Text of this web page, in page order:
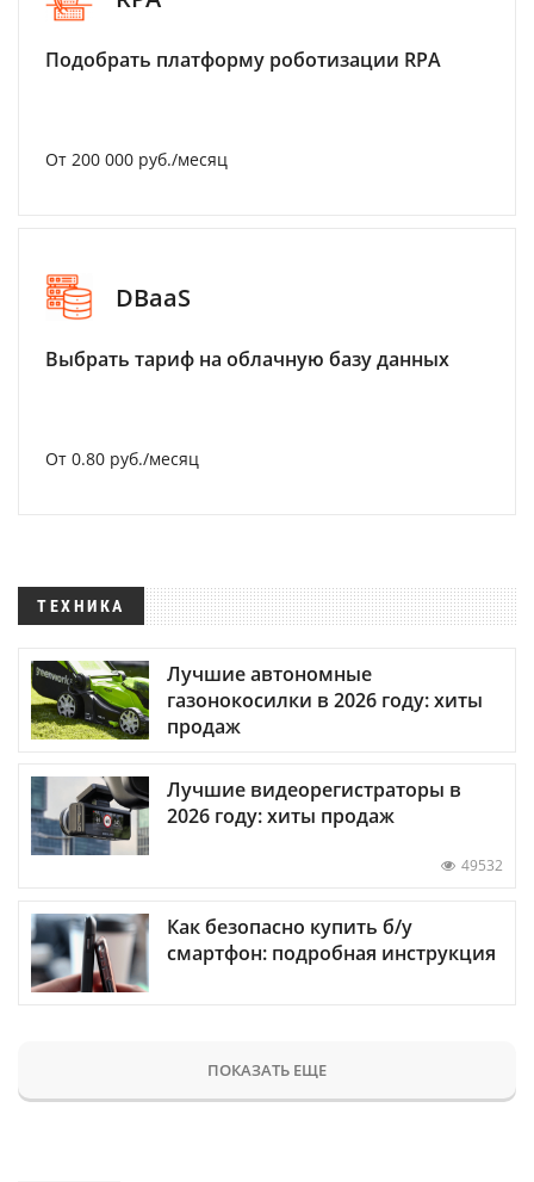
Подобрать платформу роботизации RPA
От 200 000 руб./месяц
DBaaS
Выбрать тариф на облачную базу данных
От 0.80 руб./месяц
ТЕХНИКА
Лучшие автономные
газонокосилки в 2026 году: хиты
продаж
Лучшие видеорегистраторы в
2026 году: хиты продаж
49532
Как безопасно купить б/у
смартфон: подробная инструкция
ПОКАЗАТЬ ЕЩЕ